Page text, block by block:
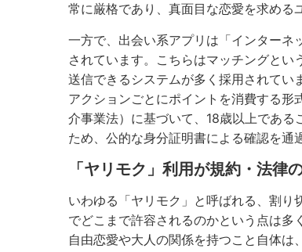
常に厳格であり、真面目な恋愛を求める
一方で、出会い系アプリは「インターネ
されています。こちらはマッチングと
送信できるシステムが多く採用されてい
アクションごとにポイントを消費する
介事業法）に基づいて、18歳以上であ
ため、公的な身分証明書による確認を通
「ヤリモク」利用が規約・法律
いわゆる「ヤリモク」と呼ばれる、割
でどこまで許容されるのかという点は
自由恋愛や大人の関係を持つこと自体